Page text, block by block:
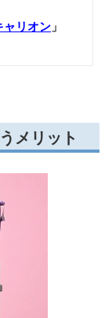
ャリオン 」
メリット